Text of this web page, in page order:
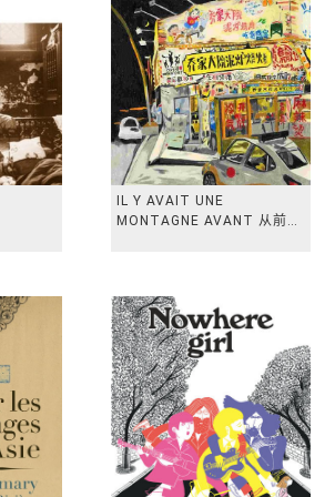
IL Y AVAIT UNE
MONTAGNE AVANT 从前有